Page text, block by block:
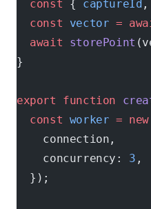
  const
{ captureId ,
  const
vector =
  await
storePoint
}
export function
  const
worker = new
    connection,
    concurrency:
3 ,
  });